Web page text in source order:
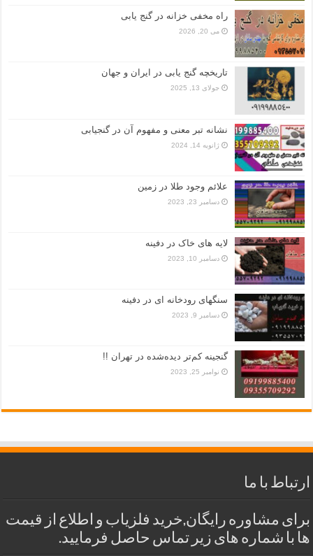
راه مخفی خزانه در گنج یابی
می 20, 2026
تاریخچه گنج‌ یابی در ایران و جهان
جولای 13, 2025
نشانه تبر معنی و مفهوم آن در گنجیابی
ژانویه 14, 2024
علائم وجود طلا در زمین
دسامبر 23, 2023
لایه های خاک در دفینه
دسامبر 10, 2023
سنگهای رودخانه ای در دفینه
دسامبر 9, 2023
گنجینه کم‌تر دیده‌شده در تهران !!
نوامبر 25, 2023
ارتباط با ما
برای مشاوره رایگان,خرید فلزیاب و اطلاع از قیمت
ها با شماره های زیر تماس حاصل فرمایید.